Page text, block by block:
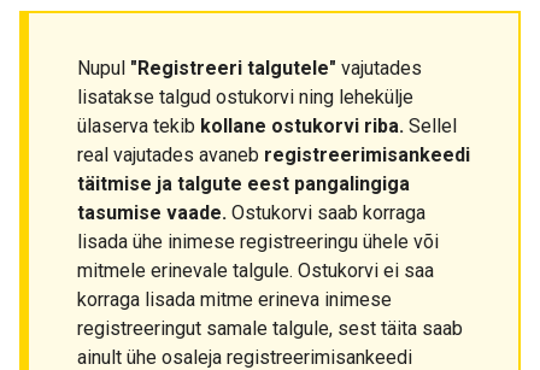
Nupul "Registreeri talgutele" vajutades
lisatakse talgud ostukorvi ning lehekülje
ülaserva tekib kollane ostukorvi riba. Sellel
real vajutades avaneb registreerimisankeedi
täitmise ja talgute eest pangalingiga
tasumise vaade. Ostukorvi saab korraga
lisada ühe inimese registreeringu ühele või
mitmele erinevale talgule. Ostukorvi ei saa
korraga lisada mitme erineva inimese
registreeringut samale talgule, sest täita saab
ainult ühe osaleja registreerimisankeedi